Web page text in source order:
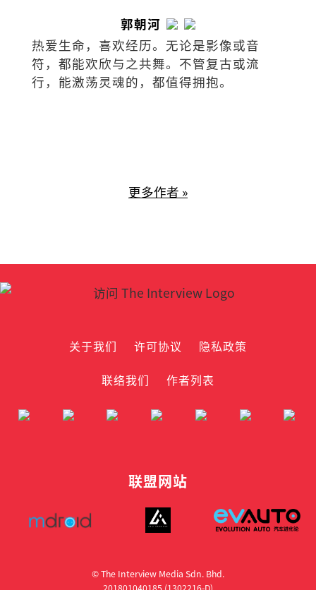
郭朝河
热爱生命，喜欢经历。无论是影像或音
符，都能欢欣与之共舞。不管复古或流
行，能激荡灵魂的，都值得拥抱。
更多作者 »
关于我们 许可协议
隐私政策
联络我们
作者列表
联盟网站
© The Interview Media Sdn. Bhd.